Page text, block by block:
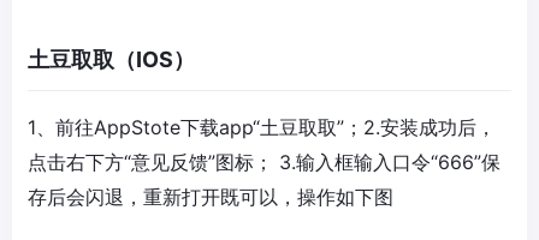
土豆取取（IOS）
1、前往AppStote下载app“土豆取取”；2.安装成功后，
点击右下方“意见反馈”图标； 3.输入框输入口令“666”保
存后会闪退，重新打开既可以，操作如下图